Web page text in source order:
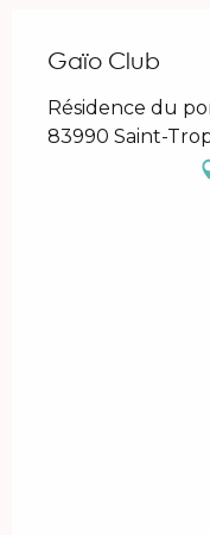
Gaïo Club
Résidence du
83990 Saint-